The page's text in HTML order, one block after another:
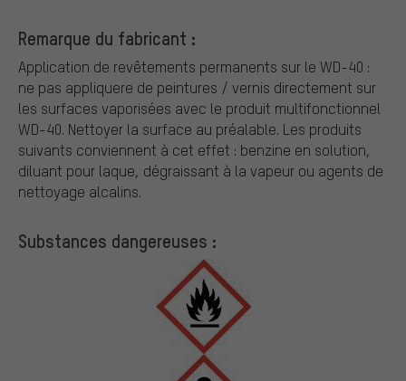
Remarque du fabricant :
Application de revêtements permanents sur le WD-40 :
ne pas appliquere de peintures / vernis directement sur
les surfaces vaporisées avec le produit multifonctionnel
WD-40. Nettoyer la surface au préalable. Les produits
suivants conviennent à cet effet : benzine en solution,
diluant pour laque, dégraissant à la vapeur ou agents de
nettoyage alcalins.
Substances dangereuses :